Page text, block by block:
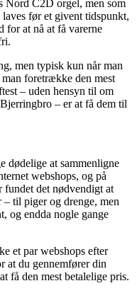
Nord C2D orgel, men som
før et givent tidspunkt,
for at nå at få varerne
men typisk kun når man
foretrække den mest
– uden hensyn til om
– er at få dem til
dødelige at sammenligne
webshops, og på
fundet det nødvendigt at
til piger og drenge, men
og endda nogle gange
et par webshops efter
at du gennemfører din
få den mest betalelige pris.